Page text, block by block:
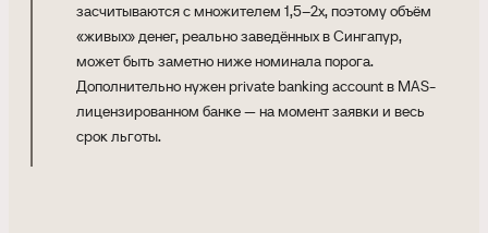
засчитываются с множителем 1,5–2x, поэтому объём
«живых» денег, реально заведённых в Сингапур,
может быть заметно ниже номинала порога.
Дополнительно нужен private banking account в MAS-
лицензированном банке — на момент заявки и весь
срок льготы.